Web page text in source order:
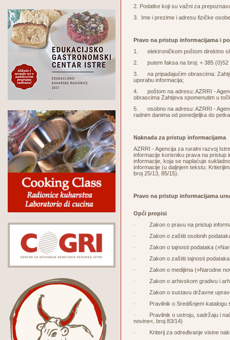
2. Podatke koji su važni za
3. Ime i prezime i adresu fizičke
Pravo na pristup informacijama i
1. elektroničkom poštom direktno
2. putem faksa na broj: + 385 (0)52
3. na pripadajućim obrascima:
uporabu informacija;
4. poštom na adresu: AZRRI -
obrascima Zahtjeva spomenutim u
5. osobno na adresu: AZRRI -
radnim danima od ponedjeljka do
Naknada za pristup informacijama
AZRRI - Agencija za ruralni razvoj
informacije korisniku prava na pristup
informacije, koja se naplaćuje
informacije (u daljnjem tekstu:
broj 25/13, 85/15).
Pravo na pristup informacijama
Opći propisi
·
Zakon o pravu na pristup
· Zakon o zaštiti osobnih podataka
· Zakon o tajnosti podataka
· Zakon o zaštiti tajnosti podataka
· Zakon o medijima (»Narodne
· Zakon o arhivskom gradivu i
· Zakon o sustavu državne uprave
· Pravilnik o Središnjem katalogu
· Pravilnik o ustroju, sadržaju i
novine«, broj 83/14)
· Kriterij za određivanje visine